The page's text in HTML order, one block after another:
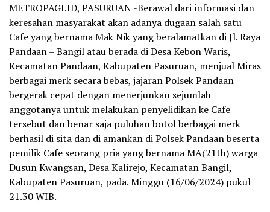
METROPAGI.ID, PASURUAN -Berawal dari informasi dan
keresahan masyarakat akan adanya dugaan salah satu
Cafe yang bernama Mak Nik yang beralamatkan di Jl. Raya
Pandaan – Bangil atau berada di Desa Kebon Waris,
Kecamatan Pandaan, Kabupaten Pasuruan, menjual Miras
berbagai merk secara bebas, jajaran Polsek Pandaan
bergerak cepat dengan menerjunkan sejumlah
anggotanya untuk melakukan penyelidikan ke Cafe
tersebut dan benar saja puluhan botol berbagai merk
berhasil di sita dan di amankan di Polsek Pandaan beserta
pemilik Cafe seorang pria yang bernama MA(21th) warga
Dusun Kwangsan, Desa Kalirejo, Kecamatan Bangil,
Kabupaten Pasuruan, pada. Minggu (16/06/2024) pukul
21.30 WIB.